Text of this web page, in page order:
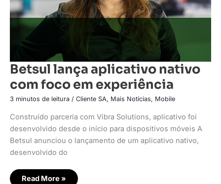
Betsul lança aplicativo nativo
com foco em experiência
3 minutos de leitura / Cliente SA, Mais Notícias, Mobile
Construído parceria com Vibra Solutions, aplicativo foi
desenvolvido desde o início para dispositivos móveis A
Betsul anunciou o lançamento de um aplicativo nativo,
desenvolvido do
Read More »